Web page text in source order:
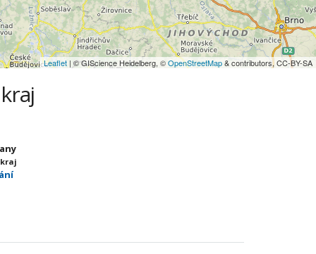
Leaflet | © GIScience Heidelberg, ©OpenStreetMap& contributors, CC-BY-SA